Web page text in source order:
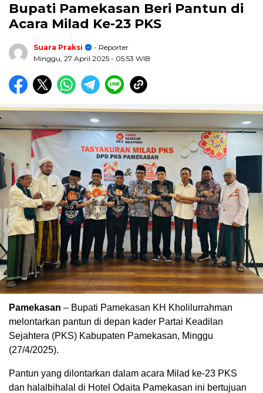
Bupati Pamekasan Beri Pantun di
Acara Milad Ke-23 PKS
Suara Praksi
- Reporter
Minggu, 27 April 2025 - 05:53 WIB
Pamekasan – Bupati Pamekasan KH Kholilurrahman
melontarkan pantun di depan kader Partai Keadilan
Sejahtera (PKS) Kabupaten Pamekasan, Minggu
(27/4/2025).
Pantun yang dilontarkan dalam acara Milad ke-23 PKS
dan halalbihalal di Hotel Odaita Pamekasan ini bertujuan